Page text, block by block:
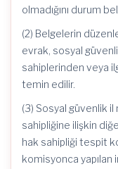
olmadığını durum
(2) Belgelerin
evrak, sosyal
sahiplerinden veya
temin edilir.
(3) Sosyal güvenlik
sahipliğine ilişkin
hak sahipliği tespit
komisyonca